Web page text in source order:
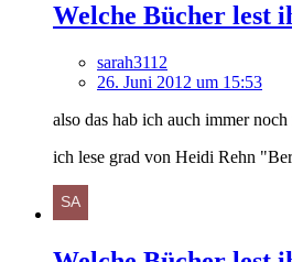
Welche Bücher lest
sarah3112
26. Juni 2012 um 15:53
also das hab ich auch immer
ich lese grad von Heidi Rehn